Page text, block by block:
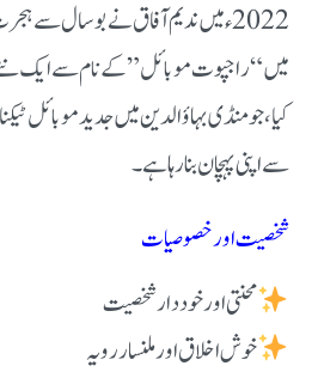
2022ء میں ندیم آفاق نے بوسال سے
میں “راجپوت موبائل” کے نام سے ایک نئے
کیا، جو منڈی بہاؤالدین میں جدید موبائل
سے اپنی پہچان بنا رہا ہے۔
شخصیت اور خصوصیات
محنتی اور خوددار شخصیت
خوش اخلاق اور ملنسار رویہ